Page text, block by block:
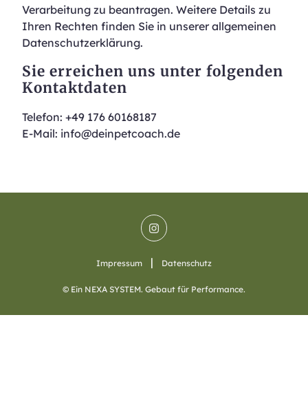
Verarbeitung zu beantragen. Weitere Details zu
Ihren Rechten finden Sie in unserer allgemeinen
Datenschutzerklärung.
Sie erreichen uns unter folgenden
Kontaktdaten
Telefon: +49 176 60168187
E-Mail: info@deinpetcoach.de
© Ein NEXA SYSTEM. Gebaut für Performance.
Impressum | Datenschutz